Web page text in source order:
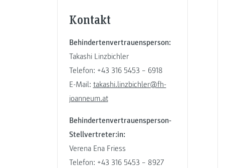
Kontakt
Behindertenvertrauensperson:
Takashi Linzbichler
Telefon: +43 316 5453 – 6918
E-Mail: takashi.linzbichler@fh-
joanneum.at
Behindertenvertrauensperson-
Stellvertreter:in:
Verena Ena Friess
Telefon: +43 316 5453 – 8927